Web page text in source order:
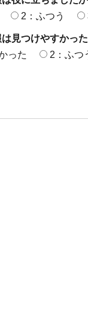
2：ふつう
見つけやすかっ
った
2：ふつ